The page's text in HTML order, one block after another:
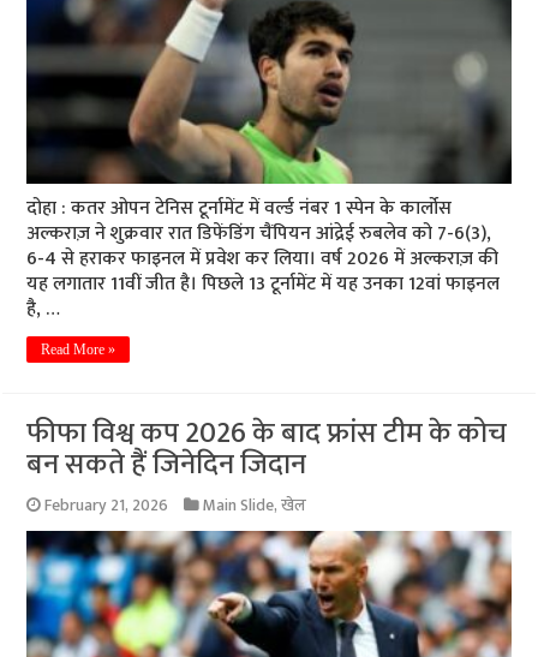
दोहा : कतर ओपन टेनिस टूर्नामेंट में वर्ल्ड नंबर 1 स्पेन के कार्लोस
अल्कराज़ ने शुक्रवार रात डिफेंडिंग चैंपियन आंद्रेई रुबलेव को 7-6(3),
6-4 से हराकर फाइनल में प्रवेश कर लिया। वर्ष 2026 में अल्कराज़ की
यह लगातार 11वीं जीत है। पिछले 13 टूर्नामेंट में यह उनका 12वां फाइनल
है, …
Read More »
फीफा विश्व कप 2026 के बाद फ्रांस टीम के कोच
बन सकते हैं जिनेदिन जिदान
February 21, 2026 Main Slide,खेल